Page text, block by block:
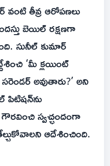
తీవ్ర ఆరోపణలు
బెయిల్ రక్షణగా
సునీల్ కుమార్
‘మీ క్లయింట్
అవుతారు?’ అని
పిటిషన్‌ను
స్వచ్ఛందంగా
ఆదేశించింది.